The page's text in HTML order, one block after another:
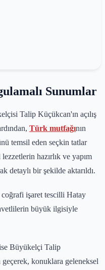
Sunumlar
Talip Küçükcan'ın açılış
Türk mutfağının
temsil eden seçkin tatlar
hazırlık ve yapım
detaylı bir şekilde aktarıldı.
işaret tescilli Hatay
büyük ilgisiyle
Büyükelçi Talip
konuklara geleneksel